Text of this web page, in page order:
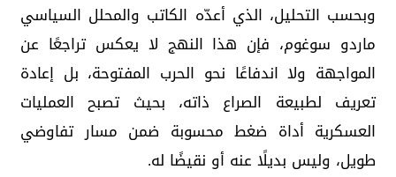
وبحسب التحليل، الذي أعدّه الكاتب والمحلل السياسي
ماردو سوغوم، فإن هذا النهج لا يعكس تراجعًا عن
المواجهة ولا اندفاعًا نحو الحرب المفتوحة، بل إعادة
تعريف لطبيعة الصراع ذاته، بحيث تصبح العمليات
العسكرية أداة ضغط محسوبة ضمن مسار تفاوضي
طويل، وليس بديلًا عنه أو نقيضًا له.